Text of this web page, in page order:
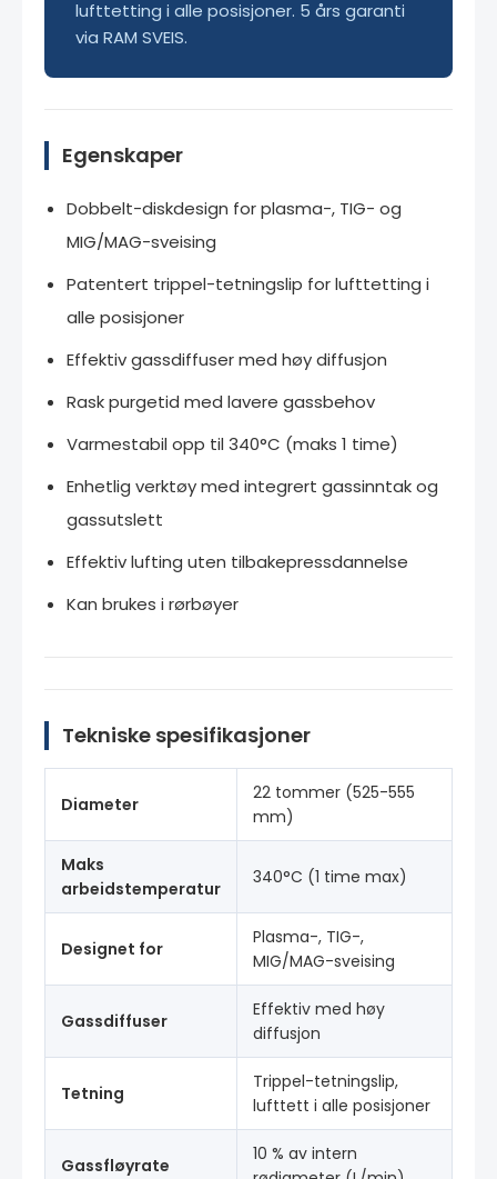
lufttetting i alle posisjoner. 5 års garanti
via RAM SVEIS.
Egenskaper
Dobbelt-diskdesign for plasma-, TIG- og
MIG/MAG-sveising
Patentert trippel-tetningslip for lufttetting i
alle posisjoner
Effektiv gassdiffuser med høy diffusjon
Rask purgetid med lavere gassbehov
Varmestabil opp til 340°C (maks 1 time)
Enhetlig verktøy med integrert gassinntak og
gassutslett
Effektiv lufting uten tilbakepressdannelse
Kan brukes i rørbøyer
Tekniske spesifikasjoner
Diameter
22 tommer (525-555
mm)
Maks
arbeidstemperatur
340°C (1 time max)
Designet for
Plasma-, TIG-,
MIG/MAG-sveising
Gassdiffuser
Effektiv med høy
diffusjon
Tetning
Trippel-tetningslip,
lufttett i alle posisjoner
Gassfløyrate
10 % av intern